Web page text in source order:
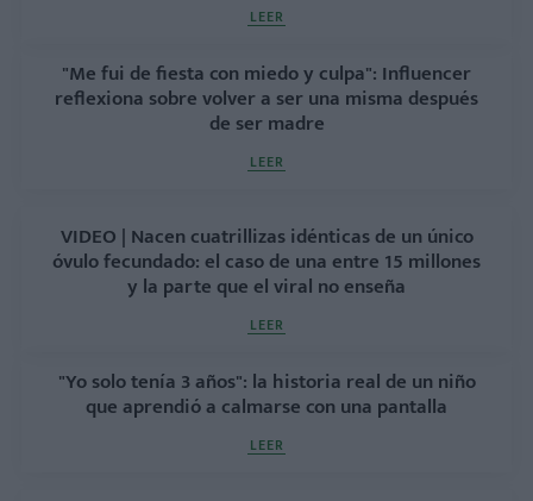
LEER
"Me fui de fiesta con miedo y culpa": Influencer
reflexiona sobre volver a ser una misma después
de ser madre
LEER
VIDEO | Nacen cuatrillizas idénticas de un único
óvulo fecundado: el caso de una entre 15 millones
y la parte que el viral no enseña
LEER
"Yo solo tenía 3 años": la historia real de un niño
que aprendió a calmarse con una pantalla
LEER